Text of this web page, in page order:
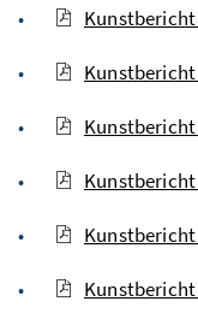
Kunstbericht
Kunstbericht
Kunstbericht
Kunstbericht
Kunstbericht
Kunstbericht